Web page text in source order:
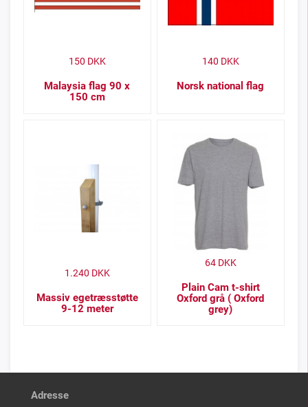
Malaysia flag 90 x
150 cm
150 DKK
Norsk national flag
140 DKK
Massiv egetræsstøtte
9-12 meter
1.240 DKK
Plain Cam t-shirt
Oxford grå ( Oxford
grey)
64DKK
Adresse